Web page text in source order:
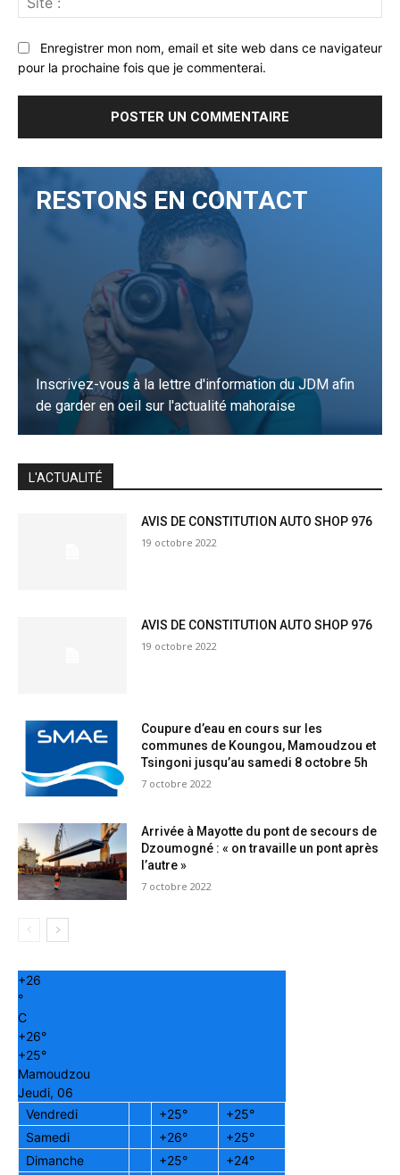
:
Enregistrer mon nom, email et site web dans ce navigateur
pour la prochaine fois que je commenterai.
RESTONS EN CONTACT
Inscrivez-vous à la lettre d'information du JDM afin
de garder en oeil sur l'actualité mahoraise
JE M'INSCRIS
L'ACTUALITÉ
AVIS DE CONSTITUTION AUTO SHOP 976
19 octobre 2022
AVIS DE CONSTITUTION AUTO SHOP 976
19 octobre 2022
Coupure d’eau en cours sur les
communes de Koungou, Mamoudzou et
Tsingoni jusqu’au samedi 8 octobre 5h
7 octobre 2022
Arrivée à Mayotte du pont de secours de
Dzoumogné : « on travaille un pont après
l’autre »
7 octobre 2022
+26
°
C
+26°
+25°
Mamoudzou
Jeudi, 06
Vendredi
+25° +25°
Samedi
+26° +25°
Dimanche
+25° +24°